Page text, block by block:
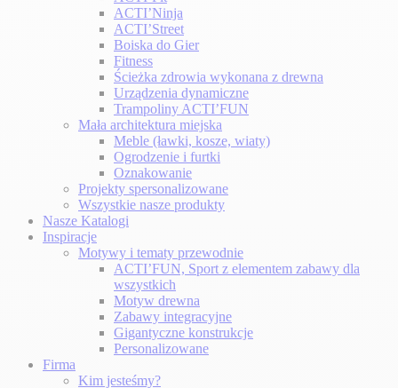
ACTI’Ninja
ACTI’Street
Boiska do Gier
Fitness
Ścieżka zdrowia wykonana z drewna
Urządzenia dynamiczne
Trampoliny ACTI’FUN
Mała architektura miejska
Meble (ławki, kosze, wiaty)
Ogrodzenie i furtki
Oznakowanie
Projekty spersonalizowane
Wszystkie nasze produkty
Nasze Katalogi
Inspiracje
Motywy i tematy przewodnie
ACTI’FUN, Sport z elementem zabawy dla
wszystkich
Motyw drewna
Zabawy integracyjne
Gigantyczne konstrukcje
Personalizowane
Firma
Kim jesteśmy?